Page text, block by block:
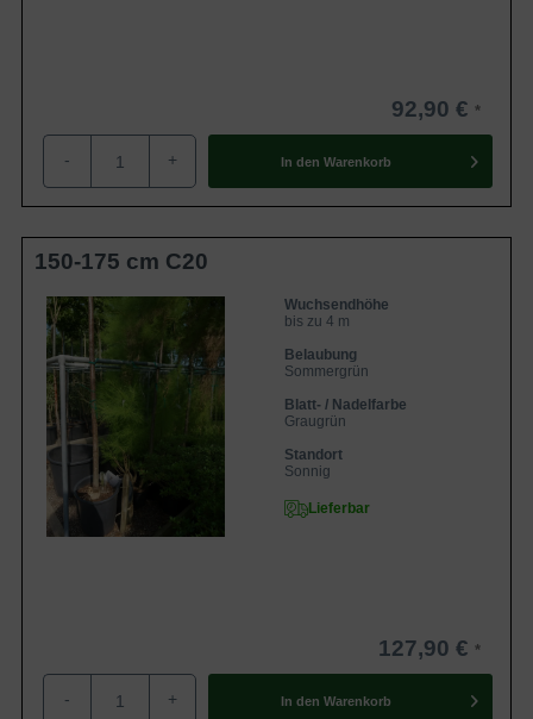
92,90 €
- + In den Warenkorb
150-175 cm C20
Wuchsendhöhe
bis zu 4 m
Belaubung
Sommergrün
Blatt- / Nadelfarbe
Graugrün
Standort
Sonnig
Lieferbar
127,90 €
- + In den Warenkorb